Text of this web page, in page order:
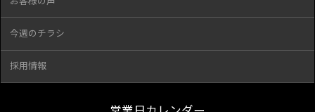
今週のチラシ
採用情報